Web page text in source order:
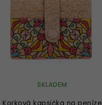
SKLADEM